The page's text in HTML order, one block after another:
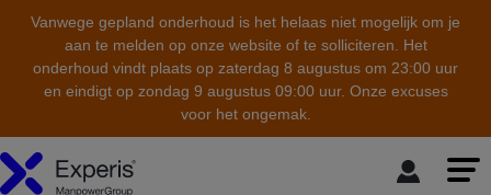
Vanwege gepland onderhoud is het helaas niet mogelijk om je
aan te melden op onze website of te solliciteren. Het
onderhoud vindt plaats op zaterdag 8 augustus om 23:00 uur
en eindigt op zondag 9 augustus 09:00 uur. Onze excuses
voor het ongemak.
skip to the main content